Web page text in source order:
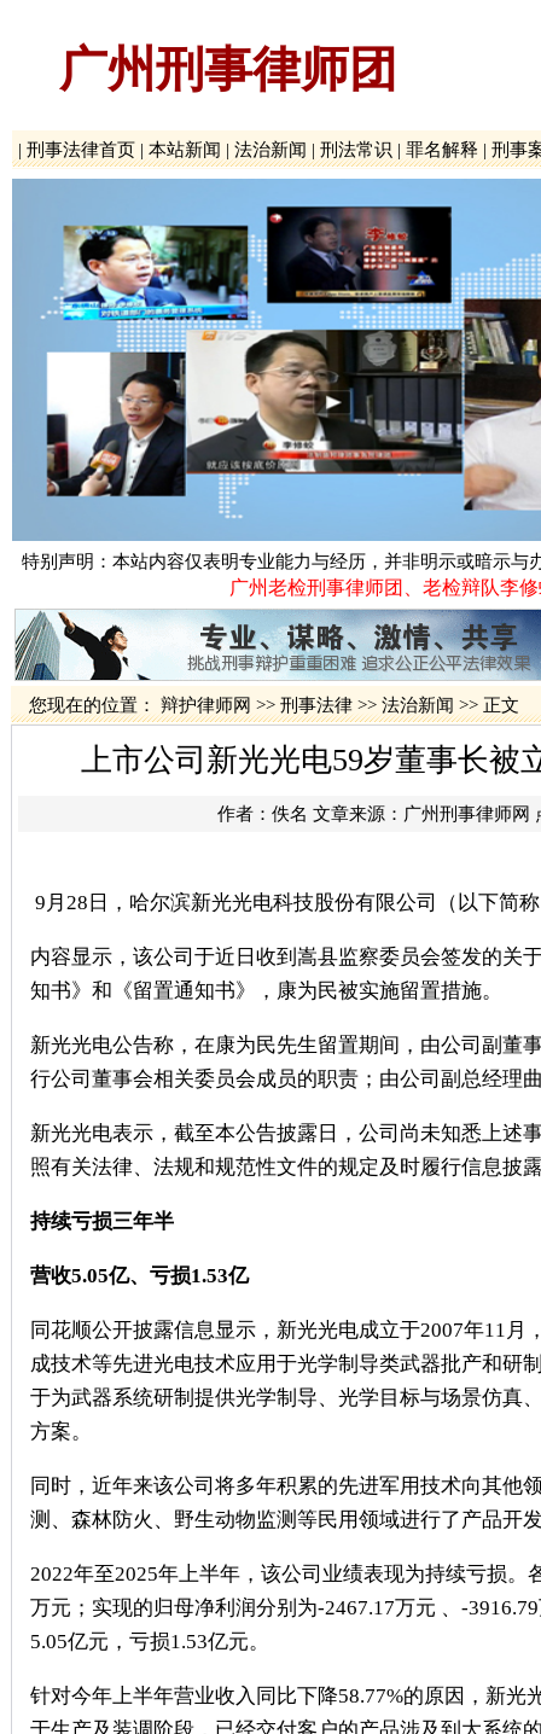
广州刑事律师团
| 刑事法律首页 | 本站新闻 | 法治新闻 | 刑法常识 | 罪名解释 | 刑事
特别声明：本站内容仅表明专业能力与经历，并非明示或暗示
广州老检刑事律师团、老检辩队李
您现在的位置： 辩护律师网 >> 刑事法律 >> 法治新闻 >> 正文
上市公司新光光电59岁董事长被
作者：佚名 文章来源： 广州刑事律师网
9月28日，哈尔滨新光光电科技股份有限公司（以下简
内容显示，该公司于近日收到嵩县监察委员会签发的关
知书》和《留置通知书》，康为民被实施留置措施。
新光光电公告称，在康为民先生留置期间，由公司副董
行公司董事会相关委员会成员的职责；由公司副总经理
新光光电表示，截至本公告披露日，公司尚未知悉上述
照有关法律、法规和规范性文件的规定及时履行信息披
持续亏损三年半
营收5.05亿、亏损1.53亿
同花顺公开披露信息显示，新光光电成立于2007年11
成技术等先进光电技术应用于光学制导类武器批产和研
于为武器系统研制提供光学制导、光学目标与场景仿真
方案。
同时，近年来该公司将多年积累的先进军用技术向其他
测、森林防火、野生动物监测等民用领域进行了产品开
2022年至2025年上半年，该公司业绩表现为持续亏损。
万元；实现的归母净利润分别为-2467.17万元 、-
5.05亿元，亏损1.53亿元。
针对今年上半年营业收入同比下降58.77%的原因，新